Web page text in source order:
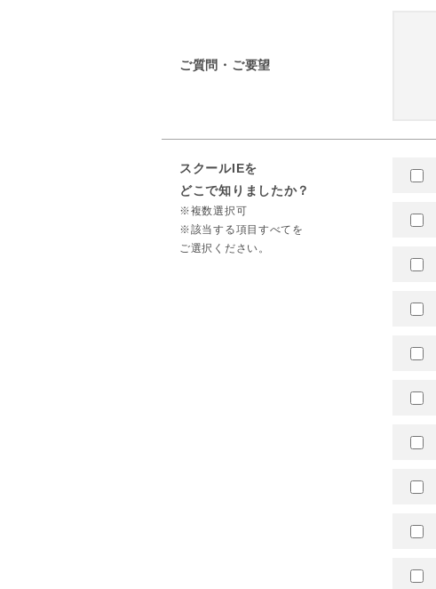
ご質問・ご要望
スクールIEを
どこで知りましたか？
※複数選択可
※該当する項目すべてを
ご選択ください。